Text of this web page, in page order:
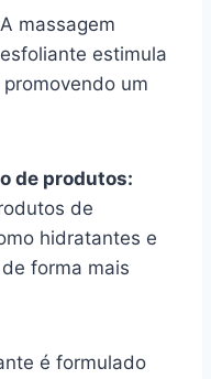
A massagem
estimula
um
de produtos:
de
hidratantes e
forma mais
é formulado